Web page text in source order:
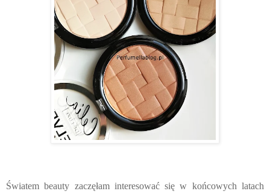
Światem beauty zaczęłam interesować się w końcowych latach